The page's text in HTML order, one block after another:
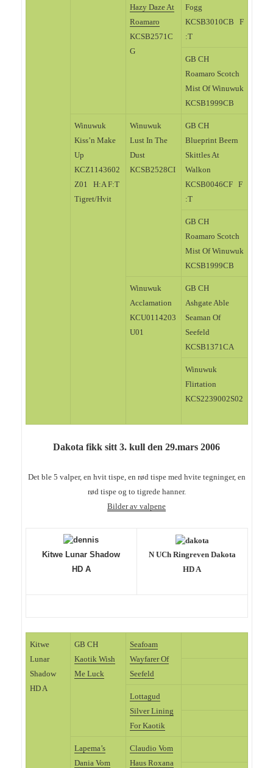
Hazy Daze At
Roamaro
KCSB2571C
G
Fogg
KCSB3010CB F
:T
GB CH
Roamaro Scotch
Mist Of Winuwuk
KCSB1999CB
Winuwuk
Kiss’n Make
Up
KCZ1143602
Z01 H:A F:T
Tigret/Hvit
Winuwuk
Lust In The
Dust
KCSB2528CI
GB CH
Blueprint Beern
Skittles At
Walkon
KCSB0046CF F
:T
GB CH
Roamaro Scotch
Mist Of Winuwuk
KCSB1999CB
Winuwuk
Acclamation
KCU0114203
U01
GB CH
Ashgate Able
Seaman Of
Seefeld
KCSB1371CA
Winuwuk
Flirtation
KCS2239002S02
Dakota fikk sitt 3. kull den 29.mars 2006
Det ble 5 valper, en hvit tispe, en rød tispe med hvite tegninger, en
rød tispe og to tigrede hanner.
Bilder av valpene
Kitwe Lunar Shadow
HD A
N UCh Ringreven Dakota
HD A
Kitwe
Lunar
Shadow
HD A
GB CH
Kaotik Wish
Me Luck
Seafoam
Wayfarer Of
Seefeld
Lottagud
Silver Lining
For Kaotik
Lapema’s
Dania Vom
Claudio Vom
Haus Roxana